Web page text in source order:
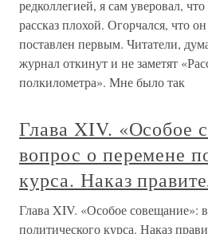
редколлегией, я сам уверовал,
рассказ плохой. Огорчался, что
поставлен первым. Читатели,
журнал откинут и не заметят
полкилометра». Мне было так
Глава XIV. «Особое
вопрос о перемене
курса. Наказ
Глава XIV. «Особое совещание»:
политического курса. Наказ